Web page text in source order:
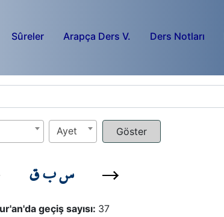
Sûreler Arapça Ders V. Ders Notları
Ayet
س ب ق
geçiş sayısı: 37